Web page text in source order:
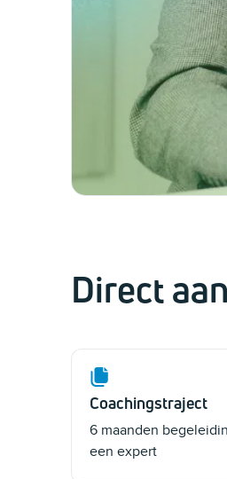
Direct
Coachingstraject
6 maanden
een expert